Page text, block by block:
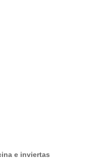
e inviertas